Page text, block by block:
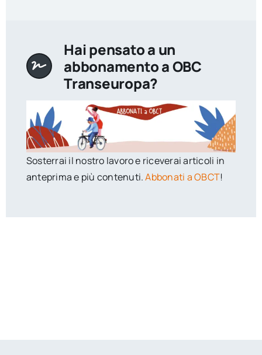
Hai pensato a un
abbonamento a OBC
Transeuropa?
Sosterrai il nostro lavoro e riceverai articoli in
anteprima e più contenuti.Abbonati a OBCT!